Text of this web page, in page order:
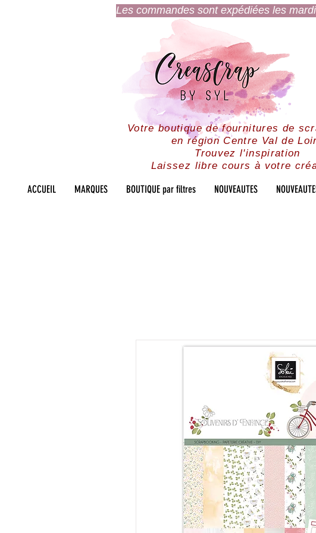
Les commandes sont expédiées les
Votre boutique de fournitures de
en région Centre Val de
Trouvez l'inspiration
Laissez libre cours à votre
ACCUEIL MARQUES BOUTIQUE par filtres NOUVEAUTES